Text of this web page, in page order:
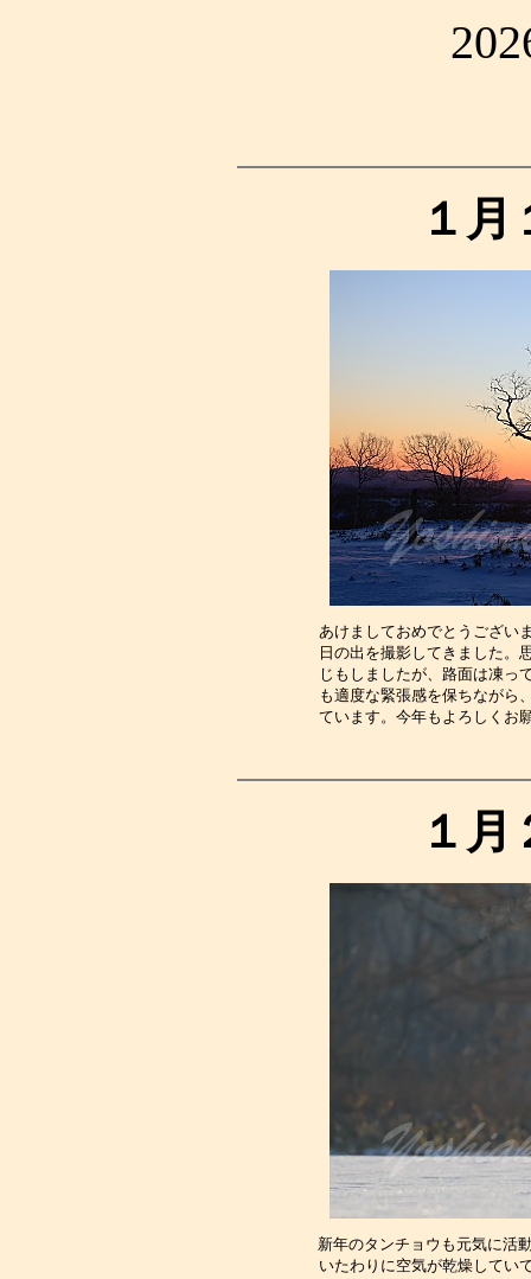
１
あけましておめでとうござい
日の出を撮影してきました。
じもしましたが、路面は凍っ
も適度な緊張感を保ちながら
ています。今年
１
新年のタンチョウも元気に活
いたわりに空気が乾燥してい